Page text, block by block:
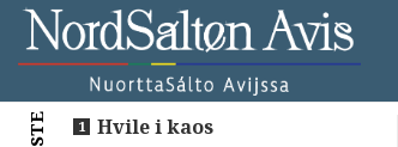
Hvile i kaos